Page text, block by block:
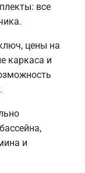
все
цены на
каркаса и
и